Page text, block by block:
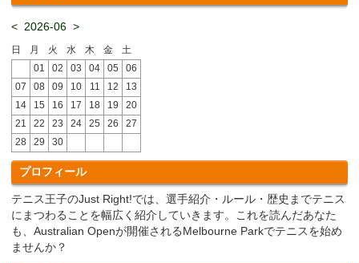
< 2026-06 >
日 月 火 水 木 金
土
01
02 03 04 05
06
07
08 09 10 11 12
13
14
15 16 17 18 19
20
21
22 23 24 25 26
27
28
29 30
プロフィール
テニス王子のJust Right!では、選手紹介・ルール・歴史までテニス
にまつわることを幅広く紹介していきます。これを読んだあなた
も、Australian Openが開催されるMelbourne Parkでテニスを始め
ませんか？